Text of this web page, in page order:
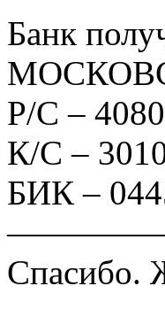
Банк
Р/С –
К/С –
БИК –
Спасибо.